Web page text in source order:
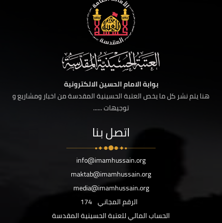
بوابة الامام الحسين الالكترونية
هنا يتم نشر كل ما يخص العتبة الحسينية المقدسة من اخبار ومشاريع و
توجيهات ......
اتصل بنا
info@imamhussain.org
maktab@imamhussain.org
media@imamhussain.org
الرقم المجاني 174
الحساب المالي للعتبة الحسينية المقدسة